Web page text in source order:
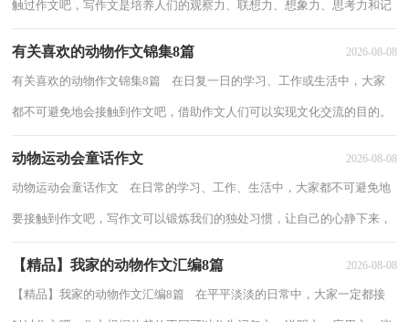
触过作文吧，写作文是培养人们的观察力、联想力、想象力、思考力和记
有关喜欢的动物作文锦集8篇 2026-08-08
有关喜欢的动物作文锦集8篇 在日复一日的学习、工作或生活中，大家
都不可避免地会接触到作文吧，借助作文人们可以实现文化交流的目的。
动物运动会童话作文 2026-08-08
动物运动会童话作文 在日常的学习、工作、生活中，大家都不可避免地
要接触到作文吧，写作文可以锻炼我们的独处习惯，让自己的心静下来，
【精品】我家的动物作文汇编8篇 2026-08-08
【精品】我家的动物作文汇编8篇 在平平淡淡的日常中，大家一定都接